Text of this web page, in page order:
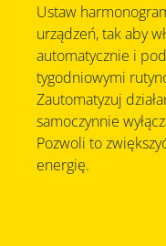
Ustaw
urządzeń, tak aby
automatycznie i
tygodniowymi
Zautomatyzuj
samoczynnie
Pozwoli to
energię.